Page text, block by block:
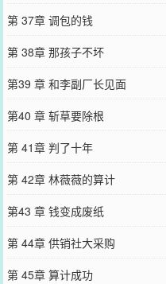
第 37章 调包的钱
第 38章 那孩子不坏
第39 章 和李副厂长见面
第40 章 斩草要除根
第 41章 判了十年
第 42章 林薇薇的算计
第43 章 钱变成废纸
第 44章 供销社大采购
第 45章 算计成功